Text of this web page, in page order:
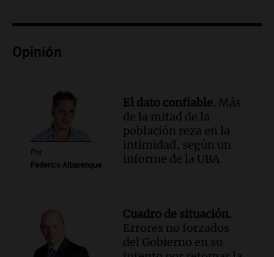
Audio.
Desayuno de Juntos
Episodios
Audio.
Una mujer fallece tras vuelco de
vehículo en la Circunvalación Este-
Oeste en Salta
Panorama Federal
en la Circunvalación Este-Oeste de
Salta
Panorama Federal
Episodios
Opinión
Por
Federico Albarenque
El dato confiable. Más
de la mitad de la
población reza en la
intimidad, según un
informe de la UBA
Cuadro de situación.
Errores no forzados
del Gobierno en su